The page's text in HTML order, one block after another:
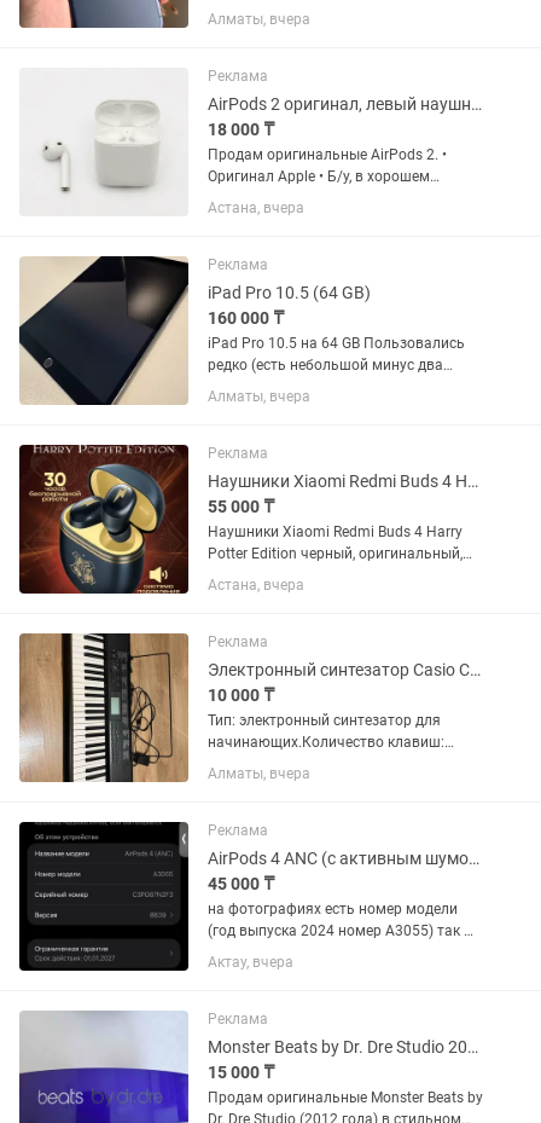
линейке: черный титан, синий титан,
натуральный титан, белый титан. В
Аирподс Все функции в айфоне...
Алматы, вчера
Реклама
AirPods 2 оригинал, левый наушник и кейс
18 000 ₸
Продам оригинальные AirPods 2. •
Оригинал Apple • Б/у, в хорошем
состоянии • Левый наушник +
оригинальный зарядный кейс •
Всё работает исправно Отлично
подойдет...
Астана, вчера
Реклама
iPad Pro 10.5 (64 GB)
160 000 ₸
iPad Pro 10.5 на 64 GB Пользовались
редко (есть небольшой минус два
скола с правой стороны, но когда в
чехле почти незаметно) Все оригинал,
Алматы, вчера
Реклама
Наушники Xiaomi Redmi Buds 4 Harry Potter Edition
55 000 ₸
Наушники Xiaomi Redmi Buds 4 Harry
Potter Edition черный, оригинальный,
новый, запечатанный, гарантия
Астана, вчера
Реклама
Электронный синтезатор Casio CTK 1150
10 000 ₸
Тип: электронный синтезатор для
начинающих.Количество клавиш:
61.Полифония: 12.Тембры: 100.Стили:
100.Функция обучения: есть.Выход на
Вт).Вес: 3.3 кг.Хороший...
Алматы, вчера
Реклама
AirPods 4 ANC (с активным шумоподавлением)
45 000 ₸
на фотографиях есть номер модели
(год выпуска 2024 номер А3055) так же
есть номер серии наушников для
проверки на сайте на оригинальность
01.01.2027 года
Актау, вчера
Реклама
Monster Beats by Dr. Dre Studio 2012
15 000 ₸
Продам оригинальные Monster Beats by
Dr. Dre Studio (2012 года) в стильном